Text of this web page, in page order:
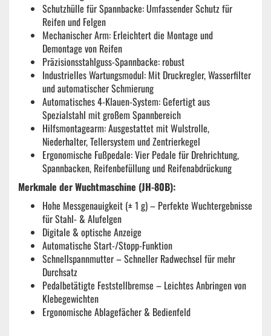
Schutzhülle für Spannbacke: Umfassender Schutz für
Reifen und Felgen
Mechanischer Arm: Erleichtert die Montage und
Demontage von Reifen
Präzisionsstahlguss-Spannbacke: robust
Industrielles Wartungsmodul: Mit Druckregler, Wasserfilter
und automatischer Schmierung
Automatisches 4-Klauen-System: Gefertigt aus
Spezialstahl mit großem Spannbereich
Hilfsmontagearm: Ausgestattet mit Wulstrolle,
Niederhalter, Tellersystem und Zentrierkegel
Ergonomische Fußpedale: Vier Pedale für Drehrichtung,
Spannbacken, Reifenbefüllung und Reifenabdrückung
Merkmale der Wuchtmaschine (JH-80B):
Hohe Messgenauigkeit (± 1 g) – Perfekte Wuchtergebnisse
für Stahl- & Alufelgen
Digitale & optische Anzeige
Automatische Start-/Stopp-Funktion
Schnellspannmutter – Schneller Radwechsel für mehr
Durchsatz
Pedalbetätigte Feststellbremse – Leichtes Anbringen von
Klebegewichten
Ergonomische Ablagefächer & Bedienfeld